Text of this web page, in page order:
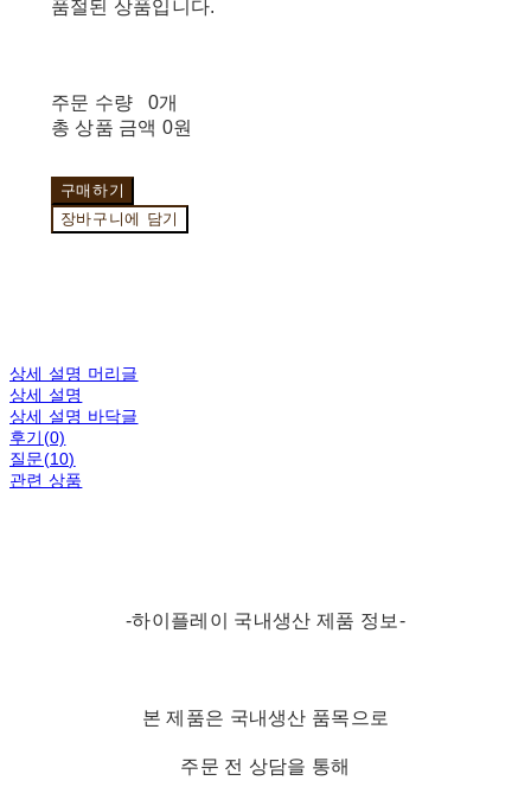
품절된 상품입니다.
주문 수량
0개
총 상품 금액 0원
구매하기
장바구니에 담기
상세 설명 머리글
상세 설명
상세 설명 바닥글
후기(0)
질문(10)
관련 상품
-하이플레이 국내생산 제품 정보-
본 제품은 국내생산 품목으로
주문 전 상담을 통해